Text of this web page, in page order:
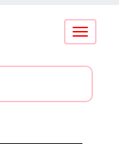
Conmutar